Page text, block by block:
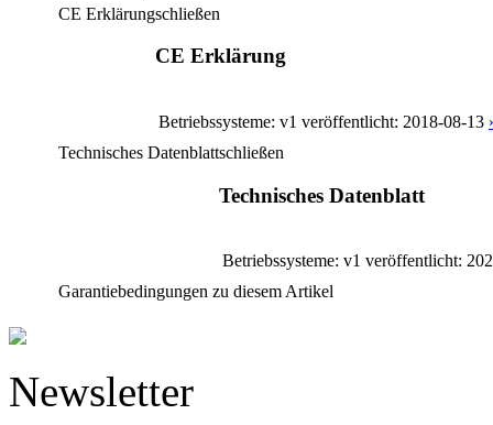
CE Erklärungschließen
CE Erklärung
Betriebssysteme: v1 veröffentlicht: 2018-08-13
Technisches Datenblattschließen
Technisches Datenblatt
Betriebssysteme: v1 veröffentlicht:
Garantiebedingungen zu diesem Artikel
Newsletter